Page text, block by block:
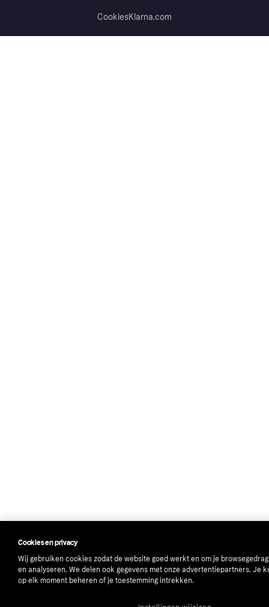
CookiesKlarna.com
Cookies en privacy
Wij gebruiken cookies zodat de website goed werkt en om je
en analyseren. We delen ook gegevens met onze advertentiepartners. Je
op elk moment beheren of je toestemming intrekken.